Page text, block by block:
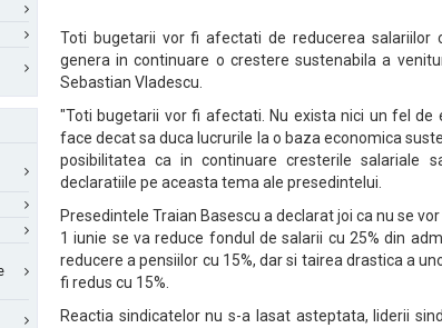
Toti bugetarii vor fi afectati de reducerea salariilor
genera in continuare o crestere sustenabila a
Sebastian Vladescu.
"Toti bugetarii vor fi afectati. Nu exista nici un fel de
face decat sa duca lucrurile la o baza economica
posibilitatea ca in continuare cresterile salariale
declaratiile pe aceasta tema ale presedintelui.
Presedintele Traian Basescu a declarat joi ca nu se
1 iunie se va reduce fondul de salarii cu 25% din
reducere a pensiilor cu 15%, dar si tairea drastica a
fi redus cu 15%.
Reactia sindicatelor nu s-a lasat asteptata, liderii